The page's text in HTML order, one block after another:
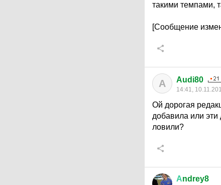
такими темпами,
[Сообщение
A Audi80
14:41,
Ой дорогая
добавила или эти
ловили?
Аndrey8